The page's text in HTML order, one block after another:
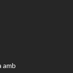
amb